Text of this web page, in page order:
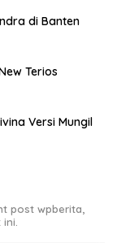
di Banten
Terios
Versi Mungil
post wpberita,
ini.